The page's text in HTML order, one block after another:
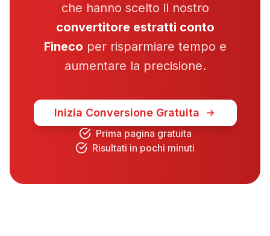
che hanno scelto il nostro
convertitore estratti conto
Fineco per risparmiare tempo e
aumentare la precisione.
Inizia Conversione Gratuita
Prima pagina gratuita
Risultati in pochi minuti